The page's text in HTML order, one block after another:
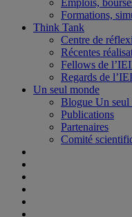
Emplois,
Formations,
Think Tank
Centre de
Récentes
Fellows de
Regards de
Un seul monde
Blogue Un seul
Publications
Partenaires
Comité